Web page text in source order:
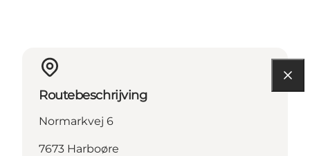
Routebeschrijving
Normarkvej 6
7673 Harboøre